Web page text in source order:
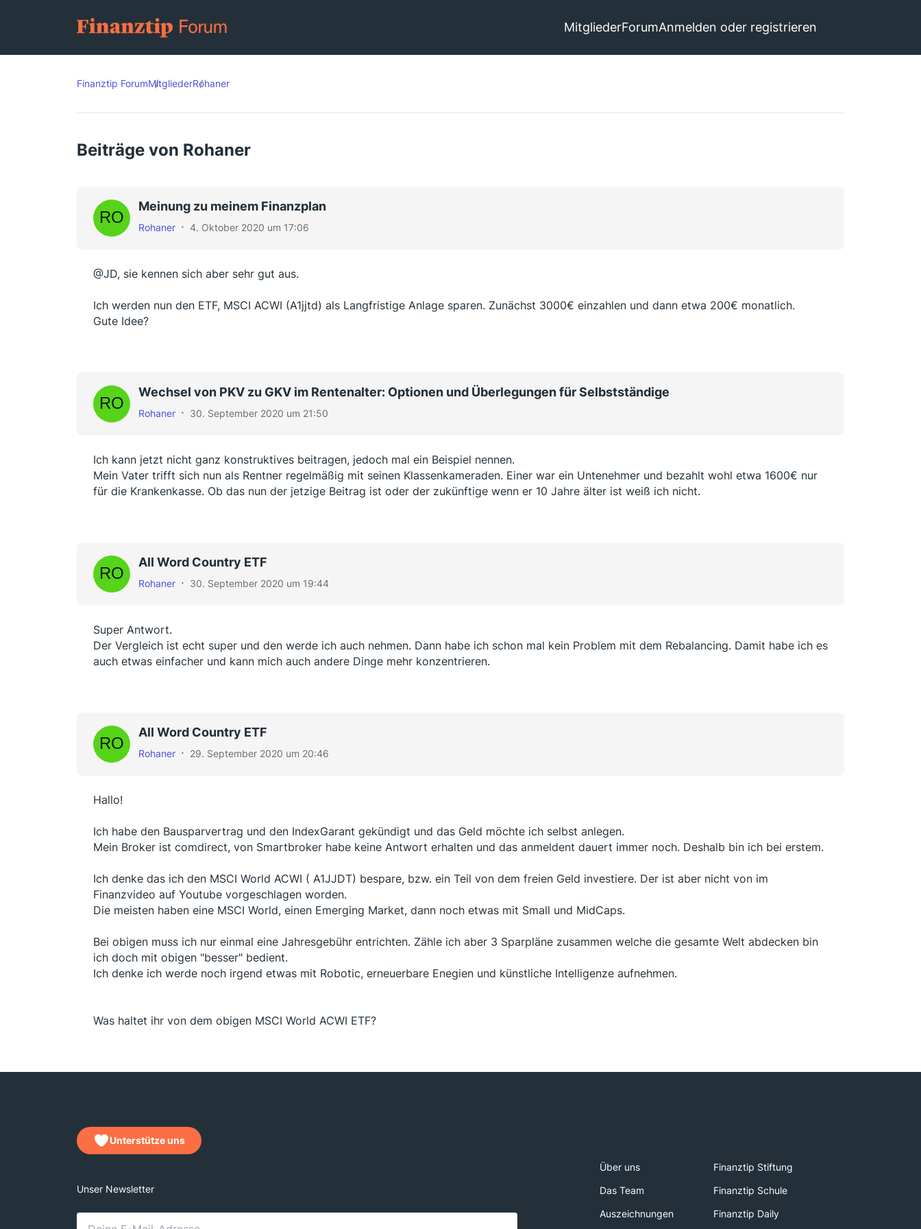
MitgliederForumAnmelden oder registrieren
Finanztip ForumMitgliederRohaner
Beiträge von Rohaner
Meinung zu meinem Finanzplan
Rohaner 4. Oktober 2020 um 17:06
@JD, sie kennen sich aber sehr gut aus.
Ich werden nun den ETF, MSCI ACWI (A1jjtd) als Langfristige Anlage sparen. Zunächst 3000€ einzahlen und dann etwa 200€ monatlich.
Gute Idee?
Wechsel von PKV zu GKV im Rentenalter: Optionen und Überlegungen für Selbstständige
Rohaner 30. September 2020 um 21:50
Ich kann jetzt nicht ganz konstruktives beitragen, jedoch mal ein Beispiel nennen.
Mein Vater trifft sich nun als Rentner regelmäßig mit seinen Klassenkameraden. Einer war ein Untenehmer und bezahlt wohl etwa 1600€ nur
für die Krankenkasse. Ob das nun der jetzige Beitrag ist oder der zukünftige wenn er 10 Jahre älter ist weiß ich nicht.
All Word Country ETF
Rohaner 30. September 2020 um 19:44
Super Antwort.
Der Vergleich ist echt super und den werde ich auch nehmen. Dann habe ich schon mal kein Problem mit dem Rebalancing. Damit habe ich es
auch etwas einfacher und kann mich auch andere Dinge mehr konzentrieren.
All Word Country ETF
Rohaner 29. September 2020 um 20:46
Hallo!
Ich habe den Bausparvertrag und den IndexGarant gekündigt und das Geld möchte ich selbst anlegen.
Mein Broker ist comdirect, von Smartbroker habe keine Antwort erhalten und das anmeldent dauert immer noch. Deshalb bin ich bei erstem.
Ich denke das ich den MSCI World ACWI ( A1JJDT) bespare, bzw. ein Teil von dem freien Geld investiere. Der ist aber nicht von im
Finanzvideo auf Youtube vorgeschlagen worden.
Die meisten haben eine MSCI World, einen Emerging Market, dann noch etwas mit Small und MidCaps.
Bei obigen muss ich nur einmal eine Jahresgebühr entrichten. Zähle ich aber 3 Sparpläne zusammen welche die gesamte Welt abdecken bin
ich doch mit obigen "besser" bedient.
Ich denke ich werde noch irgend etwas mit Robotic, erneuerbare Enegien und künstliche Intelligenze aufnehmen.
Was haltet ihr von dem obigen MSCI World ACWI ETF?
Unterstütze uns
Über uns
Finanztip Stiftung
Das Team
Finanztip Schule
Auszeichnungen
Finanztip Daily